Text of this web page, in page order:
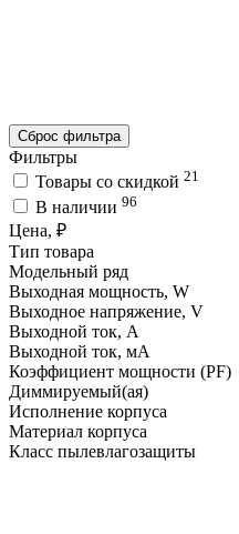
Сброс фильтра
Фильтры
Товары со скидкой 21
В наличии 96
Цена, ₽
Тип товара
Модельный ряд
Выходная мощность, W
Выходное напряжение, V
Выходной ток, A
Выходной ток, мA
Коэффициент мощности (PF)
Диммируемый(ая)
Исполнение корпуса
Материал корпуса
Класс пылевлагозащиты